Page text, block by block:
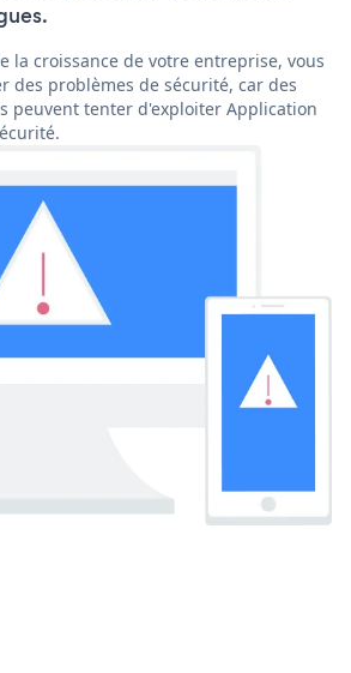
la croissance de votre entreprise, vous
des problèmes de sécurité, car des
peuvent tenter d'exploiter Application